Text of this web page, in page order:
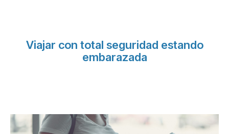
Viajar con total seguridad estando
embarazada